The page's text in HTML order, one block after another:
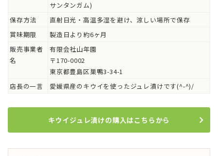
サンタンガム)
保存方法
直射日光・高温多湿を避け、涼しい場所で保存
賞味期限
製造日より約6ヶ月
販売事業者
名
有限会社山年園
〒170-0002
東京都豊島区巣鴨3-34-1
店長の一言
愛媛県産のキウイを使ったジュレ漬けです(^-^)/
キウイジュレ漬けの購入はこちらから